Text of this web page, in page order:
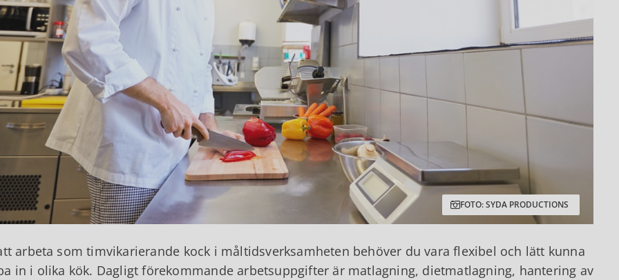
FOTO: SYDA PRODUCTIONS
arbeta som timvikarierande kock i måltidsverksamheten behöver du vara flexibel och lätt kunna
in i olika kök. Dagligt förekommande arbetsuppgifter är matlagning, dietmatlagning, hantering av